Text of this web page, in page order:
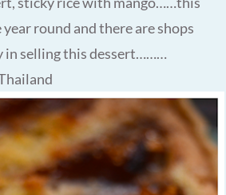
round and there are shops
in selling this dessert………